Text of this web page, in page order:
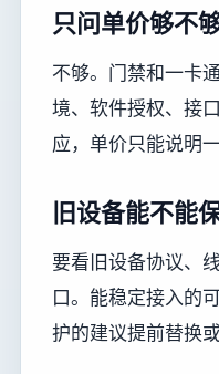
只问单价够不够
不够。门禁和一卡
境、软件授权、接
应，单价只能说明
旧设备能不能
要看旧设备协议、
口。能稳定接入的
护的建议提前替换